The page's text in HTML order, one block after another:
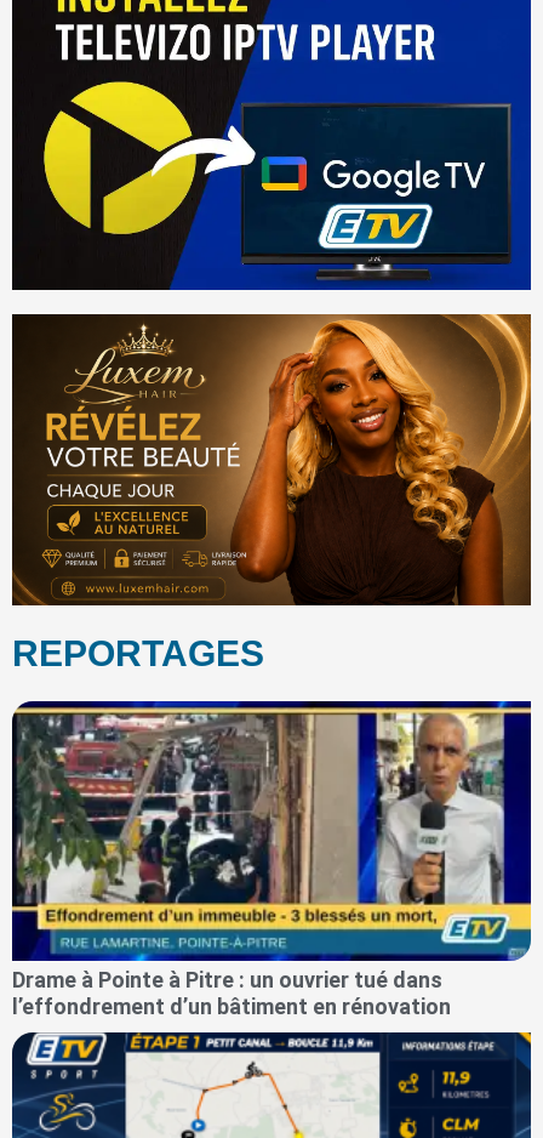
REPORTAGES
Drame à Pointe à Pitre : un ouvrier tué dans
l’effondrement d’un bâtiment en rénovation